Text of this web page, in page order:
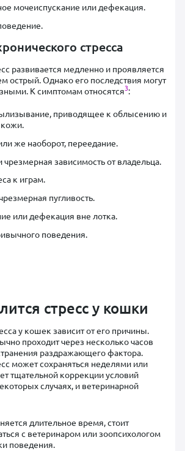
мочеиспускание или дефекация.
стресса
развивается медленно и проявляется
острый. Однако его последствия могут
К симптомам относятся3:
приводящее к облысению и
же наоборот, переедание.
чрезмерная зависимость от владельца.
к играм.
пугливость.
или дефекация вне лотка.
поведения.
стресс у кошки
у кошек зависит от его причины.
проходит через несколько часов
раздражающего фактора.
может сохраняться неделями или
тщательной коррекции условий
случаях, и ветеринарной
длительное время, стоит
с ветеринаром или зоопсихологом
поведения.